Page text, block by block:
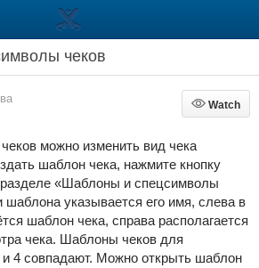
чеков
Watch
Watch
можно изменить вид чека
шаблон чека, нажмите кнопку
«Шаблоны и спецсимволы
шаблона указывается его имя, слева в
шаблон чека, справа располагается
чека. Шаблоны чеков для
и 4 совпадают. Можно открыть шаблон